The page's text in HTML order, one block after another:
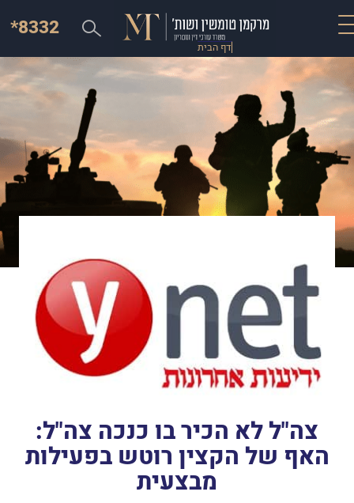
דף הבית
*8332
צה"ל לא הכיר בו כנכה צה"ל:
האף של הקצין רוטש בפעילות
מבצעית